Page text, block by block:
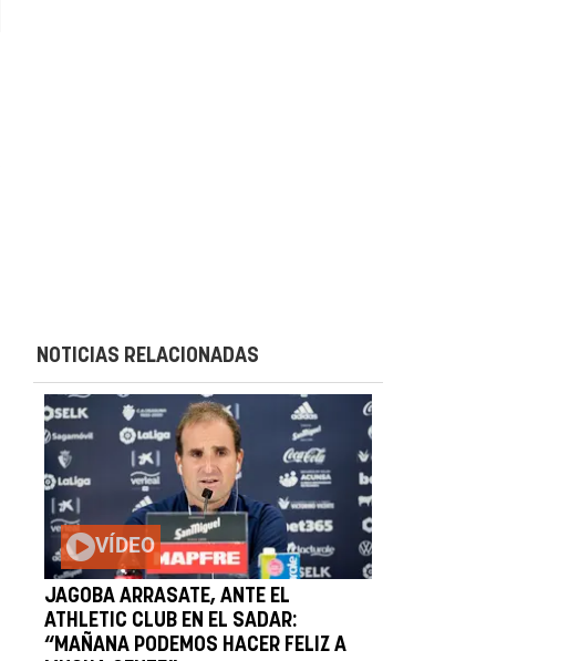
NOTICIAS RELACIONADAS
VÍDEO
JAGOBA ARRASATE, ANTE EL
ATHLETIC CLUB EN EL SADAR:
“MAÑANA PODEMOS HACER FELIZ A